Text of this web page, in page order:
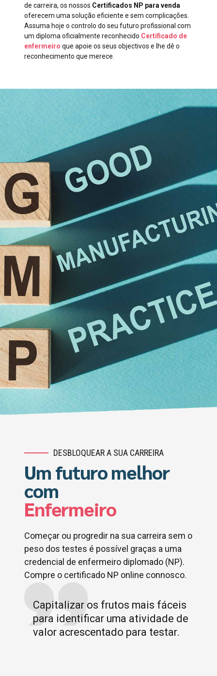
de carreira, os nossos Certificados NP para venda
oferecem uma solução eficiente e sem complicações.
Assuma hoje o controlo do seu futuro profissional com
um diploma oficialmente reconhecido Certificado de
enfermeiro que apoie os seus objectivos e lhe dê o
reconhecimento que merece.
DESBLOQUEAR A SUA CARREIRA
Um futuro melhor
com
Enfermeiro
Começar ou progredir na sua carreira sem o
peso dos testes é possível graças a uma
credencial de enfermeiro diplomado (NP).
Compre o certificado NP online connosco.
Capitalizar os frutos mais fáceis
para identificar uma atividade de
valor acrescentado para testar.